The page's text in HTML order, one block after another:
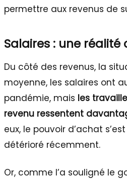
permettre aux revenus de
Salaires : une
Du côté des revenus, la
moyenne, les salaires ont
pandémie, mais les
revenu ressentent
eux, le pouvoir d’achat
détérioré récemment.
Or, comme l’a souligné le